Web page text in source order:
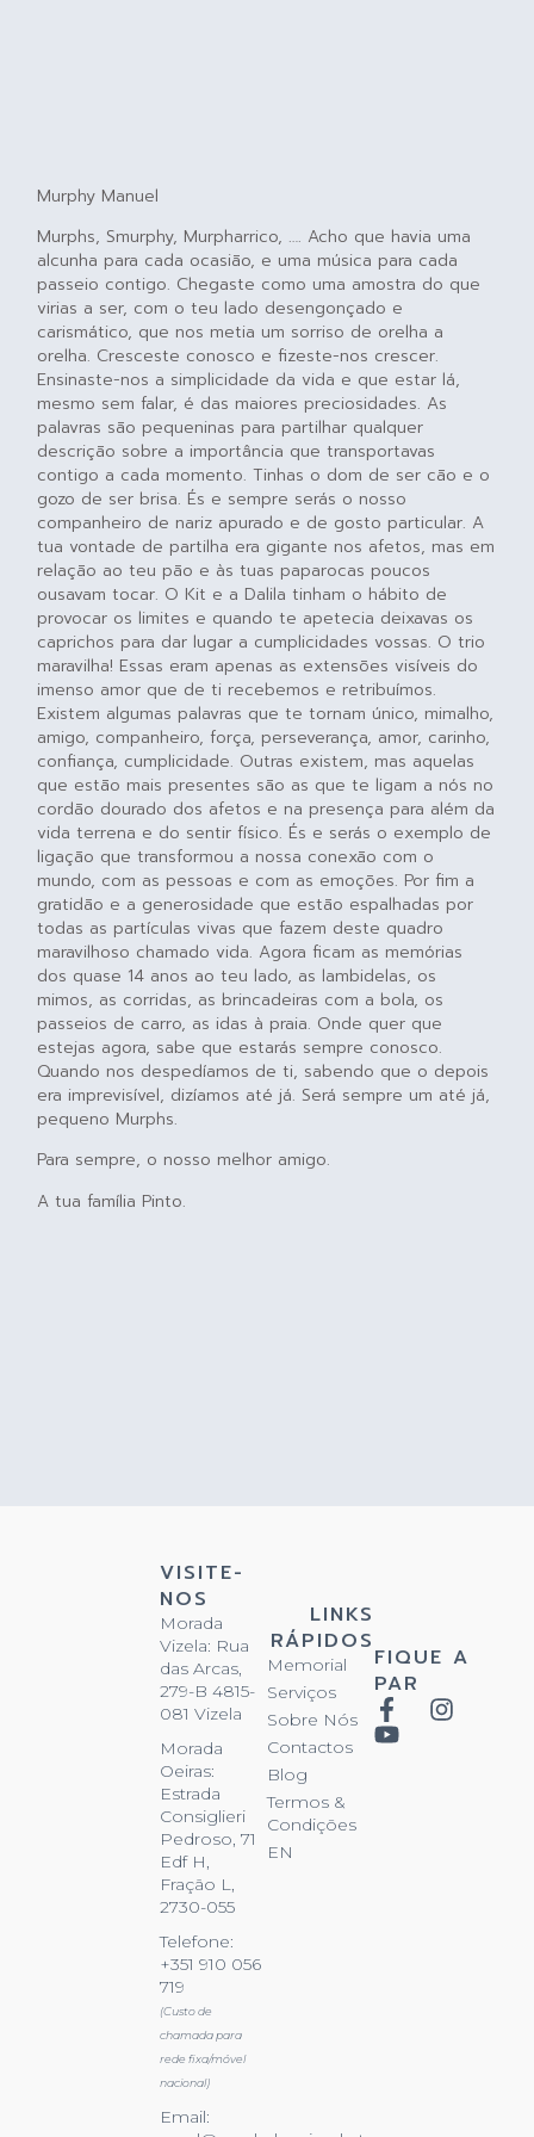
Murphy Manuel
Murphs, Smurphy, Murpharrico, …. Acho que havia uma
alcunha para cada ocasião, e uma música para cada
passeio contigo. Chegaste como uma amostra do que
virias a ser, com o teu lado desengonçado e
carismático, que nos metia um sorriso de orelha a
orelha. Cresceste conosco e fizeste-nos crescer.
Ensinaste-nos a simplicidade da vida e que estar lá,
mesmo sem falar, é das maiores preciosidades. As
palavras são pequeninas para partilhar qualquer
descrição sobre a importância que transportavas
contigo a cada momento. Tinhas o dom de ser cão e o
gozo de ser brisa. És e sempre serás o nosso
companheiro de nariz apurado e de gosto particular. A
tua vontade de partilha era gigante nos afetos, mas em
relação ao teu pão e às tuas paparocas poucos
ousavam tocar. O Kit e a Dalila tinham o hábito de
provocar os limites e quando te apetecia deixavas os
caprichos para dar lugar a cumplicidades vossas. O trio
maravilha! Essas eram apenas as extensões visíveis do
imenso amor que de ti recebemos e retribuímos.
Existem algumas palavras que te tornam único, mimalho,
amigo, companheiro, força, perseverança, amor, carinho,
confiança, cumplicidade. Outras existem, mas aquelas
que estão mais presentes são as que te ligam a nós no
cordão dourado dos afetos e na presença para além da
vida terrena e do sentir físico. És e serás o exemplo de
ligação que transformou a nossa conexão com o
mundo, com as pessoas e com as emoções. Por fim a
gratidão e a generosidade que estão espalhadas por
todas as partículas vivas que fazem deste quadro
maravilhoso chamado vida. Agora ficam as memórias
dos quase 14 anos ao teu lado, as lambidelas, os
mimos, as corridas, as brincadeiras com a bola, os
passeios de carro, as idas à praia. Onde quer que
estejas agora, sabe que estarás sempre conosco.
Quando nos despedíamos de ti, sabendo que o depois
era imprevisível, dizíamos até já. Será sempre um até já,
pequeno Murphs.
Para sempre, o nosso melhor amigo.
A tua família Pinto.
VISITE-
NOS
Morada
Vizela: Rua
das Arcas,
279-B 4815-
081 Vizela
Morada
Oeiras:
Estrada
Consiglieri
Pedroso, 71
Edf H,
Fração L,
2730-055
Telefone:
+351 910 056
719
(Custo de
chamada para
rede fixa/móvel
nacional)
Email:
LINKS
RÁPIDOS
Memorial
Serviços
Sobre Nós
Contactos
Blog
Termos &
Condições
EN
FIQUE A
PAR